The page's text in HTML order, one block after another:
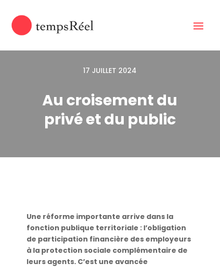
17 JUILLET 2024
Au croisement du
privé et du public
Une réforme importante arrive dans la
fonction publique territoriale : l’obligation
de participation financière des employeurs
à la protection sociale complémentaire de
leurs agents. C’est une avancée